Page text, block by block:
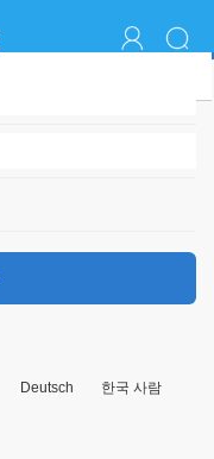
Deutsch
한국 사람